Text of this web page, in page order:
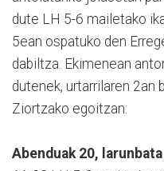
dute LH 5-6 mailetako
5ean ospatuko den
dabiltza. Ekimenean
dutenek, urtarrilaren 2an
Ziortzako egoitzan:
Abenduak 20, larunbata